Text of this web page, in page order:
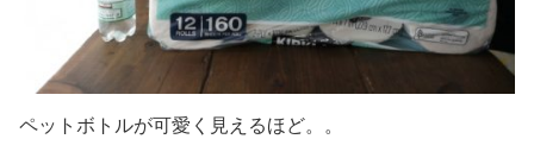
ペットボトルが可愛く見えるほど。。